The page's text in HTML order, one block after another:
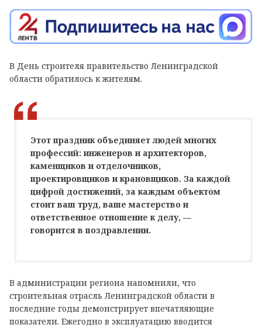
В День строителя правительство Ленинградской
области обратилось к жителям.
Этот праздник объединяет людей многих
профессий: инженеров и архитекторов,
каменщиков и отделочников,
проектировщиков и крановщиков. За каждой
цифрой достижений, за каждым объектом
стоит ваш труд, ваше мастерство и
ответственное отношение к делу, —
говорится в поздравлении.
В администрации региона напомнили, что
строительная отрасль Ленинградской области в
последние годы демонстрирует впечатляющие
показатели. Ежегодно в эксплуатацию вводится